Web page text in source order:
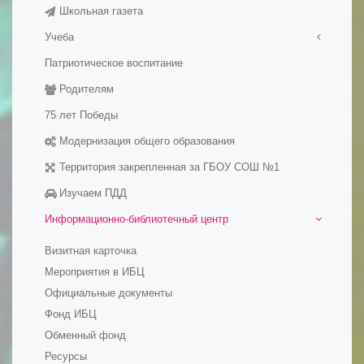
История школы
Школьная газета
Учеба
Медалисты
Электронные образовательные ресуры
Методические разработки уроков
Патриотическое воспитание
Родителям
75 лет Победы
Модернизация общего образования
Территория закрепленная за ГБОУ СОШ №1
Изучаем ПДД
Информационно-библиотечный центр
Визитная карточка
Мероприятия в ИБЦ
Официальные документы
Фонд ИБЦ
Обменный фонд
Ресурсы